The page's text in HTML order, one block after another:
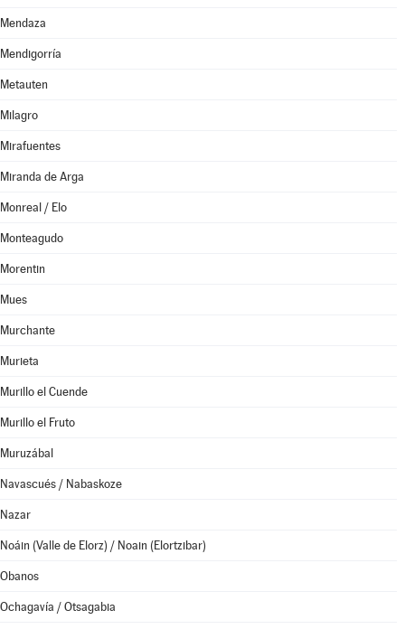
Mendaza
Mendigorría
Metauten
Milagro
Mirafuentes
Miranda de Arga
Monreal / Elo
Monteagudo
Morentin
Mues
Murchante
Murieta
Murillo el Cuende
Murillo el Fruto
Muruzábal
Navascués / Nabaskoze
Nazar
Noáin (Valle de Elorz) / Noain (Elortzibar)
Obanos
Ochagavía / Otsagabia